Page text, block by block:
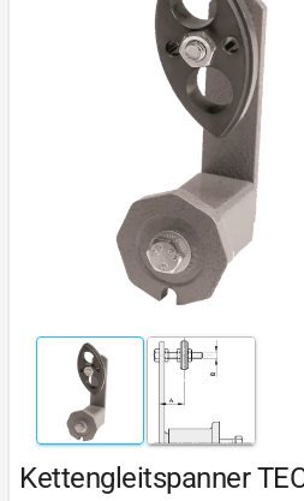
Kettengleitspanner